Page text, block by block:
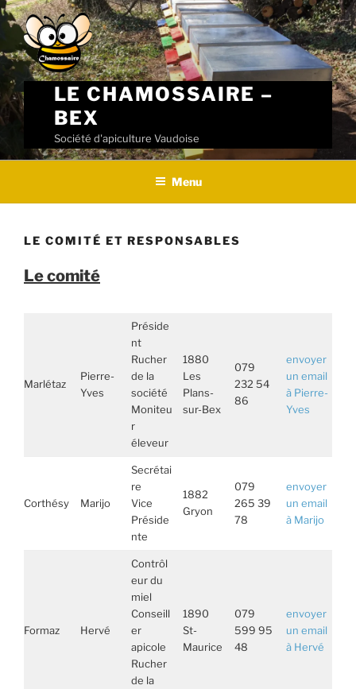
Skip
to
content
LE CHAMOSSAIRE –
BEX
Société d'apiculture Vaudoise
Menu
LE COMITÉ ET RESPONSABLES
Le comité
Marlétaz
Pierre-
Yves
Préside
nt
Rucher
de la
société
Moniteu
r
éleveur
1880
Les
Plans-
sur-Bex
079
232 54
86
envoyer
un email
à Pierre-
Yves
Corthésy Marijo
Secrétai
re
Vice
Préside
nte
1882
Gryon
079
265 39
78
envoyer
un email
à Marijo
Formaz Hervé
Contrôl
eur du
miel
Conseill
er
apicole
Rucher
de la
1890
St-
Maurice
079
599 95
48
envoyer
un email
à Hervé